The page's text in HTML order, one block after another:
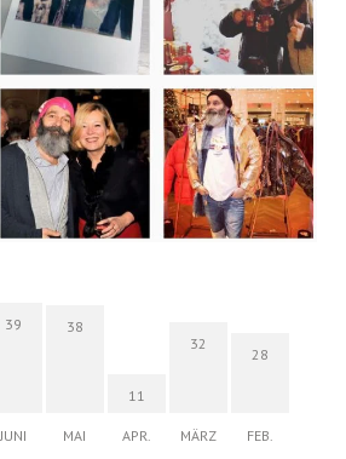
39
JUNI
38
MAI
11
APR.
32
MÄRZ
28
FEB.